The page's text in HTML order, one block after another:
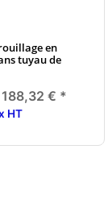
en
tuyau de
188,32 € *
HT